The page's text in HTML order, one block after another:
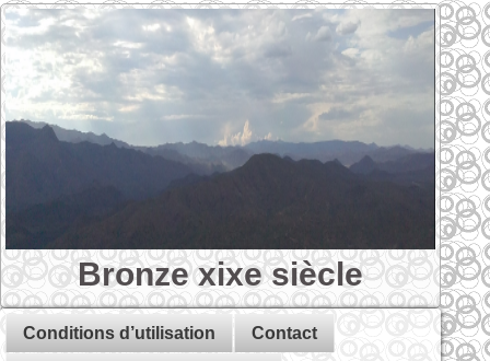
Bronze xixe siècle
Conditions d’utilisation Contact